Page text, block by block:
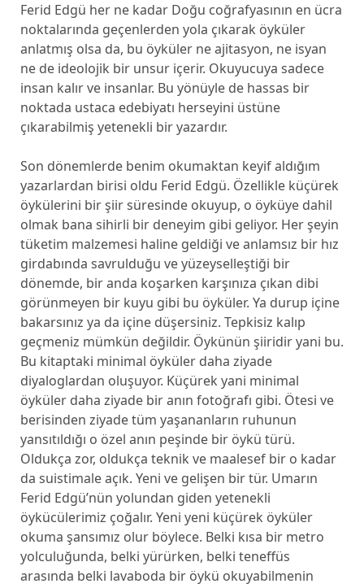
Ferid Edgü her ne kadar Doğu coğrafyasının en ücra
noktalarında geçenlerden yola çıkarak öyküler
anlatmış olsa da, bu öyküler ne ajitasyon, ne isyan
ne de ideolojik bir unsur içerir. Okuyucuya sadece
insan kalır ve insanlar. Bu yönüyle de hassas bir
noktada ustaca edebiyatı herseyini üstüne
çıkarabilmiş yetenekli bir yazardır.
Son dönemlerde benim okumaktan keyif aldığım
yazarlardan birisi oldu Ferid Edgü. Özellikle küçürek
öykülerini bir şiir süresinde okuyup, o öyküye dahil
olmak bana sihirli bir deneyim gibi geliyor. Her şeyin
tüketim malzemesi haline geldiği ve anlamsız bir hız
girdabında savrulduğu ve yüzeyselleştiği bir
dönemde, bir anda koşarken karşınıza çıkan dibi
görünmeyen bir kuyu gibi bu öyküler. Ya durup içine
bakarsınız ya da içine düşersiniz. Tepkisiz kalıp
geçmeniz mümkün değildir. Öykünün şiiridir yani bu.
Bu kitaptaki minimal öyküler daha ziyade
diyaloglardan oluşuyor. Küçürek yani minimal
öyküler daha ziyade bir anın fotoğrafı gibi. Ötesi ve
berisinden ziyade tüm yaşananların ruhunun
yansıtıldığı o özel anın peşinde bir öykü türü.
Oldukça zor, oldukça teknik ve maalesef bir o kadar
da suistimale açık. Yeni ve gelişen bir tür. Umarın
Ferid Edgü’nün yolundan giden yetenekli
öykücülerimiz çoğalır. Yeni yeni küçürek öyküler
okuma şansımız olur böylece. Belki kısa bir metro
yolculuğunda, belki yürürken, belki teneffüs
arasında belki lavaboda bir öykü okuyabilmenin